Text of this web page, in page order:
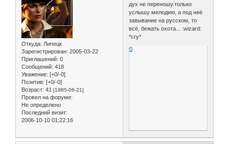
Откуда: Липецк
Зарегистрирован: 2005-03-22
Приглашений: 0
Сообщений: 418
Уважение: [+0/-0]
Позитив: [+0/-0]
Возраст: 41 [1985-06-21]
Провел на форуме:
Не определено
Последний визит:
2006-10-10 01:22:16
дух не переношу.только
услышу мелодию, а под неё
завывание на русском, то
всё, бежать охота... :wizard:
*cry*
0